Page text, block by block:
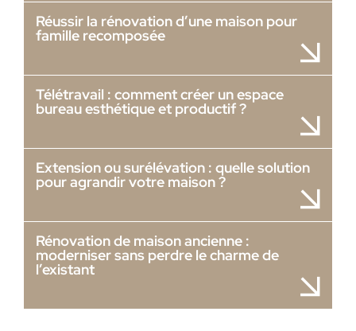
Réussir la rénovation d’une maison pour
famille recomposée
Télétravail : comment créer un espace
bureau esthétique et productif ?
Extension ou surélévation : quelle solution
pour agrandir votre maison ?
Rénovation de maison ancienne :
moderniser sans perdre le charme de
l’existant